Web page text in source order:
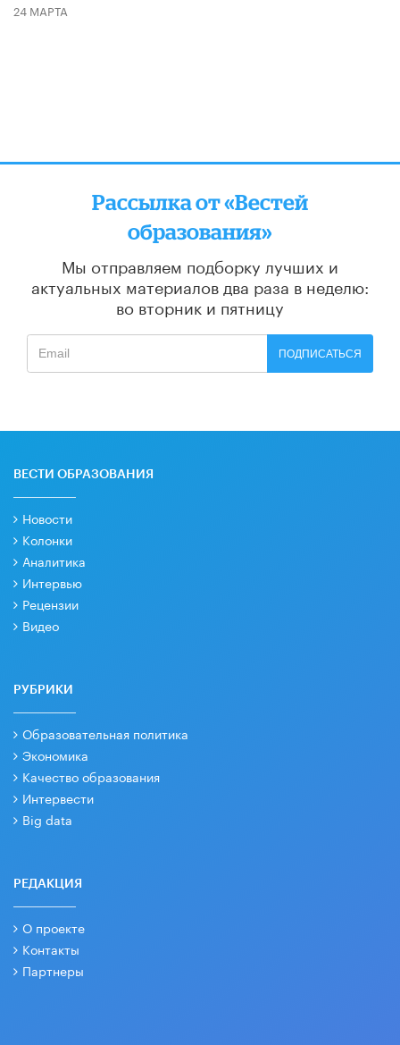
24 МАРТА
Рассылка от «Вестей
образования»
Мы отправляем подборку лучших и
актуальных материалов два раза в неделю:
во вторник и пятницу
ПОДПИСАТЬСЯ
ВЕСТИ ОБРАЗОВАНИЯ
Новости
Колонки
Аналитика
Интервью
Рецензии
Видео
РУБРИКИ
Образовательная политика
Экономика
Качество образования
Интервести
Big data
РЕДАКЦИЯ
О проекте
Контакты
Партнеры